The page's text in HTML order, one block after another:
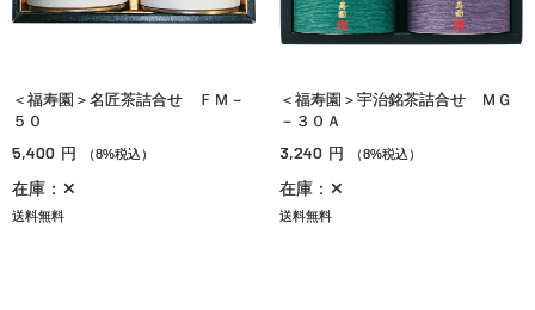
＜福寿園＞名匠茶詰合せ ＦＭ－
５０
5,400 円 （8%税込）
在庫：✕
送料無料
＜福寿園＞宇治銘茶詰合せ ＭＧ
－３０Ａ
3,240 円 （8%税込）
在庫：✕
送料無料